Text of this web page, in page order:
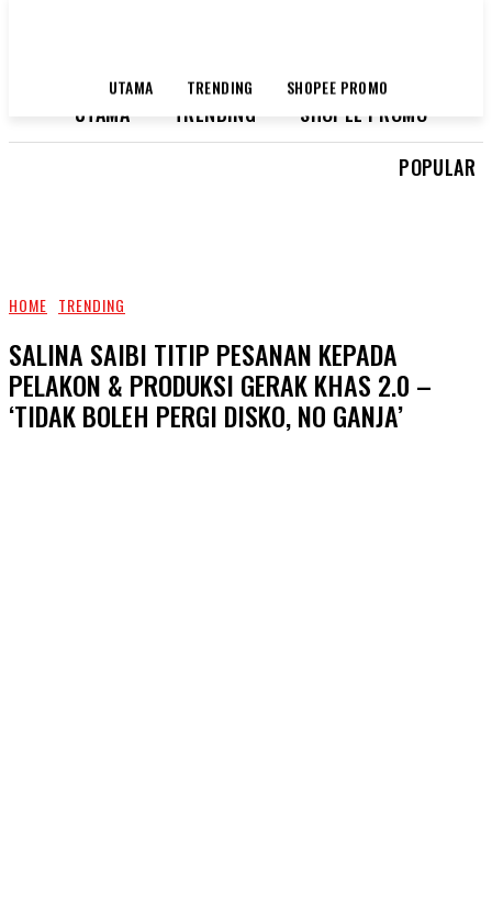
UTAMA TRENDING
SHOPEE PROMO
POPULAR
UTAMA TRENDING SHOPEE PROMO
HOME TRENDING
SALINA SAIBI TITIP PESANAN KEPADA
PELAKON & PRODUKSI GERAK KHAS 2.0 –
‘TIDAK BOLEH PERGI DISKO, NO GANJA’